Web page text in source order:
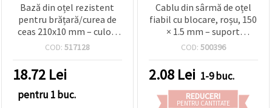
Bază din oțel rezistent
pentru brățară/curea de
ceas 210x10 mm – culori
mixte pentru proiecte DIY
COD: 517128
18.72 Lei
pentru 1 buc.
Cablu din sârmă de oțel
fiabil cu blocare, roșu, 150
× 1.5 mm – suport
rezistent pentru uz zilnic,
COD: 500396
2.08 Lei 1-9 buc.
REDUCERI
PENTRU CANTITATE